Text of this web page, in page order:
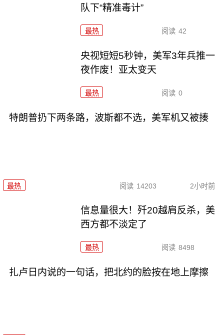
队下“精准毒计”
最热 阅读 42
央视短短5秒钟，美军3年兵推一
夜作废！亚太变天
最热 阅读 0
特朗普扔下两条路，波斯都不选，美军机又被揍
最热 阅读 14203 2小时前
信息量很大！歼20越肩反杀，美
西方都不淡定了
最热 阅读 8498
扎卢日内说的一句话，把北约的脸按在地上摩擦